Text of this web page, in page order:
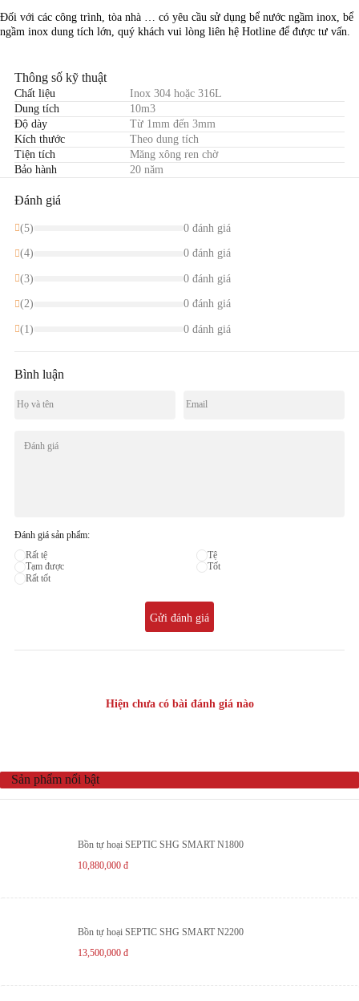
Đối với các công trình, tòa nhà … có yêu cầu sử dụng bể nước ngầm inox, bể
ngầm inox dung tích lớn, quý khách vui lòng liên hệ Hotline để được tư vấn.
Thông số kỹ thuật
Chất liệu
Inox 304 hoặc 316L
Dung tích
10m3
Độ dày
Từ 1mm đến 3mm
Kích thước
Theo dung tích
Tiện tích
Măng xông ren chờ
Bảo hành
20 năm
Đánh giá
(5) 0 đánh giá
(4) 0 đánh giá
(3) 0 đánh giá
(2) 0 đánh giá
(1) 0 đánh giá
Bình luận
Đánh giá sản phẩm:
Rất tệ
Tệ
Tạm được
Tốt
Rất tốt
Gửi đánh giá
Hiện chưa có bài đánh giá nào
Sản phẩm nổi bật
Bồn tự hoại SEPTIC SHG SMART N1800
10,880,000đ
Bồn tự hoại SEPTIC SHG SMART N2200
13,500,000đ